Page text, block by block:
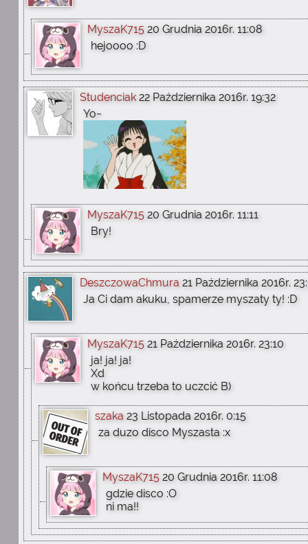
MyszaK715 20 Grudnia 2016r. 11:08
hejoooo :D
Studenciak 22 Października 2016r. 19:32
Yo~
MyszaK715 20 Grudnia 2016r. 11:11
Bry!
DeszczowaChmura 21 Października 2016r.
Ja Ci dam akuku, spamerze myszaty ty! :D
MyszaK715 21 Października 2016r. 23:10
ja! ja! ja!
Xd
w końcu trzeba to uczcić B)
szaka 23 Listopada 2016r. 0:15
za duzo disco Myszasta :x
MyszaK715 20 Grudnia 2016r. 11:08
gdzie disco :O
ni ma!!